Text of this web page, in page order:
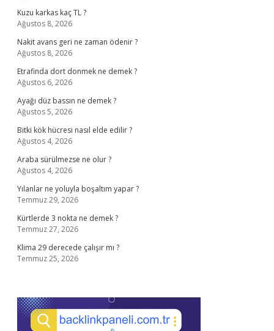
Kuzu karkas kaç TL ?
Ağustos 8, 2026
Nakit avans geri ne zaman ödenir ?
Ağustos 8, 2026
Etrafinda dort donmek ne demek ?
Ağustos 6, 2026
Ayağı düz bassın ne demek ?
Ağustos 5, 2026
Bitki kök hücresi nasıl elde edilir ?
Ağustos 4, 2026
Araba sürülmezse ne olur ?
Ağustos 4, 2026
Yılanlar ne yoluyla boşaltım yapar ?
Temmuz 29, 2026
Kürtlerde 3 nokta ne demek ?
Temmuz 27, 2026
Klima 29 derecede çalışır mı ?
Temmuz 25, 2026